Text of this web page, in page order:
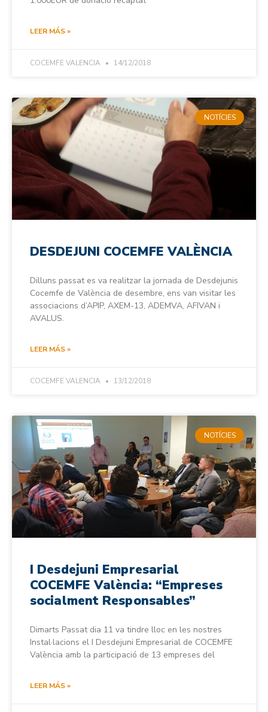
LEER MÁS »
COCEMFE VALENCIA 14/12/2018
NOTÍCIES
DESDEJUNI COCEMFE VALÈNCIA
Dilluns passat es va realitzar la jornada de Desdejunis
Cocemfe de València de desembre, ens van visitar les
associacions d’APIP, AXEM-13, ADEMVA, AFIVAN i
AVALUS.
LEER MÁS »
COCEMFE VALENCIA 13/12/2018
NOTÍCIES
I Desdejuni Empresarial
COCEMFE València: “Empreses
socialment Responsables”
Dimarts Passat dia 11 va tindre lloc en les nostres
Instal·lacions el I Desdejuni Empresarial de COCEMFE
València amb la participació de 13 empreses del
LEER MÁS »